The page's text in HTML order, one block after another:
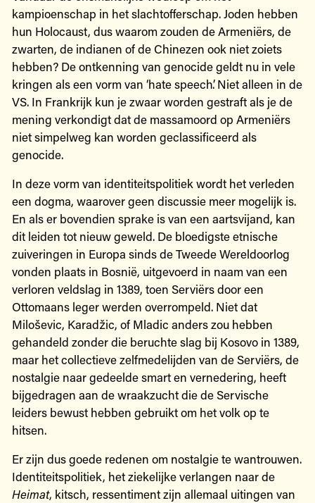
kampioenschap in het slachtofferschap. Joden hebben
hun Holocaust, dus waarom zouden de Armeniërs, de
zwarten, de indianen of de Chinezen ook niet zoiets
hebben? De ontkenning van genocide geldt nu in vele
kringen als een vorm van ‘hate speech’. Niet alleen in de
VS. In Frankrijk kun je zwaar worden gestraft als je de
mening verkondigt dat de massamoord op Armeniërs
niet simpelweg kan worden geclassificeerd als
genocide.
In deze vorm van identiteitspolitiek wordt het verleden
een dogma, waarover geen discussie meer mogelijk is.
En als er bovendien sprake is van een aartsvijand, kan
dit leiden tot nieuw geweld. De bloedigste etnische
zuiveringen in Europa sinds de Tweede Wereldoorlog
vonden plaats in Bosnië, uitgevoerd in naam van een
verloren veldslag in 1389, toen Serviërs door een
Ottomaans leger werden overrompeld. Niet dat
Miloševic, Karadžic, of Mladic anders zou hebben
gehandeld zonder die beruchte slag bij Kosovo in 1389,
maar het collectieve zelfmedelijden van de Serviërs, de
nostalgie naar gedeelde smart en vernedering, heeft
bijgedragen aan de wraakzucht die de Servische
leiders bewust hebben gebruikt om het volk op te
hitsen.
Er zijn dus goede redenen om nostalgie te wantrouwen.
Identiteitspolitiek, het ziekelijke verlangen naar de
Heimat, kitsch, ressentiment zijn allemaal uitingen van